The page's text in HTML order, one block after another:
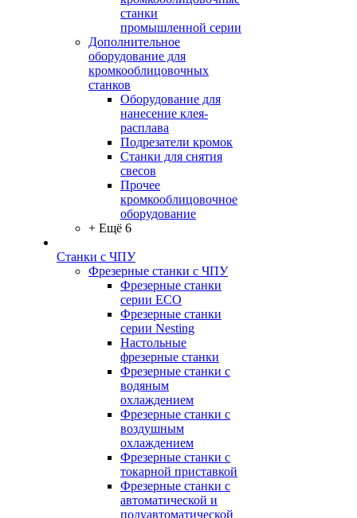
станки
промышленной серии
Дополнительное
оборудование для
кромкооблицовочных
станков
Оборудование для
нанесение клея-
расплава
Подрезатели кромок
Станки для снятия
свесов
Прочее
кромкооблицовочное
оборудование
+ Ещё 6
Станки с ЧПУ
Фрезерные станки с ЧПУ
Фрезерные станки
серии ECO
Фрезерные станки
серии Nesting
Настольные
фрезерные станки
Фрезерные станки с
водяным
охлаждением
Фрезерные станки с
воздушным
охлаждением
Фрезерные станки с
токарной приставкой
Фрезерные станки с
автоматической и
полуавтоматической